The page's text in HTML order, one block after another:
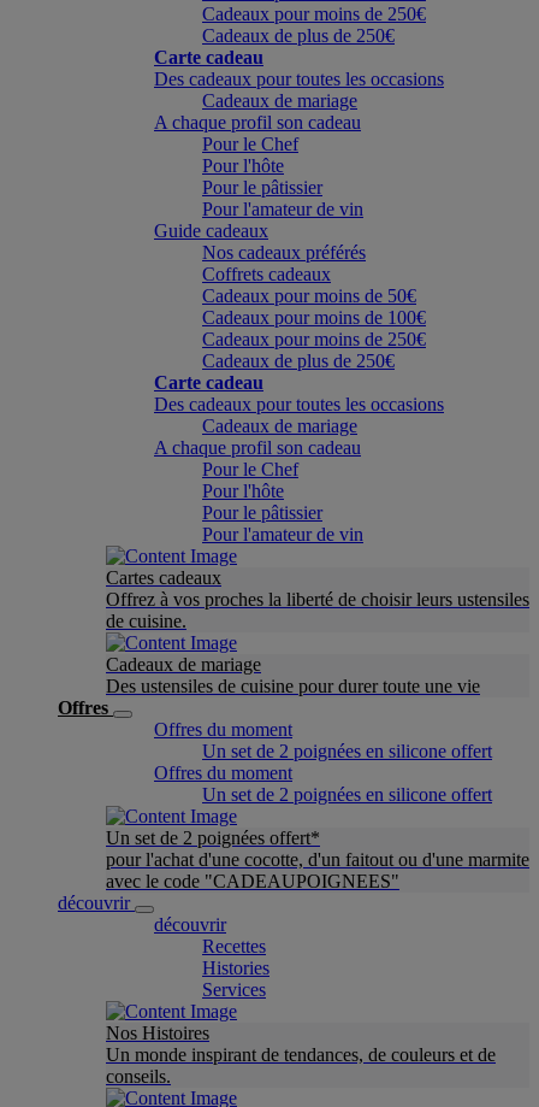
Cadeaux pour moins de 250€
Cadeaux de plus de 250€
Carte cadeau
Des cadeaux pour toutes les occasions
Cadeaux de mariage
A chaque profil son cadeau
Pour le Chef
Pour l'hôte
Pour le pâtissier
Pour l'amateur de vin
Guide cadeaux
Nos cadeaux préférés
Coffrets cadeaux
Cadeaux pour moins de 50€
Cadeaux pour moins de 100€
Cadeaux pour moins de 250€
Cadeaux de plus de 250€
Carte cadeau
Des cadeaux pour toutes les occasions
Cadeaux de mariage
A chaque profil son cadeau
Pour le Chef
Pour l'hôte
Pour le pâtissier
Pour l'amateur de vin
Cartes cadeaux
Offrez à vos proches la liberté de choisir leurs ustensiles
de cuisine.
Cadeaux de mariage
Des ustensiles de cuisine pour durer toute une vie
Offres
Offres du moment
Un set de 2 poignées en silicone offert
Offres du moment
Un set de 2 poignées en silicone offert
Un set de 2 poignées offert*
pour l'achat d'une cocotte, d'un faitout ou d'une marmite
avec le code "CADEAUPOIGNEES"
découvrir
découvrir
Recettes
Histories
Services
Nos Histoires
Un monde inspirant de tendances, de couleurs et de
conseils.